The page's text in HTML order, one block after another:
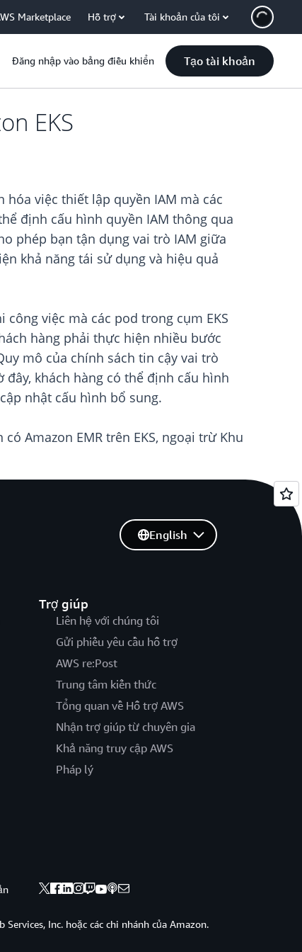
Marketplace Hỗ trợ Tài khoản của tôi
Đăng nhập vào bảng điều khiển Tạo tài khoản
EKS
hóa việc thiết lập quyền IAM mà các
định cấu hình quyền IAM thông qua
phép bạn tận dụng vai trò IAM giữa
khả năng tái sử dụng và hiệu quả
việc mà các pod trong cụm EKS
hàng phải thực hiện nhiều bước
mô của chính sách tin cậy vai trò
khách hàng có thể định cấu hình
nhật cấu hình bổ sung.
Amazon EMR trên EKS, ngoại trừ Khu
Trợ giúp
Liên hệ với chúng tôi
Gửi phiếu yêu cầu hỗ trợ
AWS re:Post
Trung tâm kiến thức
Tổng quan về Hỗ trợ AWS
Nhận trợ giúp từ chuyên gia
Khả năng truy cập AWS
Pháp lý
English
Inc. hoặc các chi nhánh của Amazon.